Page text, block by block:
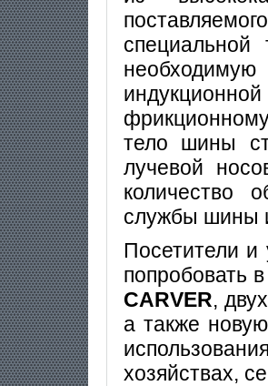
специальной
тело шины
лучевой
количество
службы шины
Посетители и
попробовать
CARVER,
а также
хозяйствах,